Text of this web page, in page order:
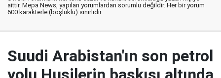
aittir. Mepa News, yapılan yorumlardan sorumlu değildir. Her bir yorum
600 karakterle (boşluklu) sınırlıdır.
Suudi Arabistan'ın son petrol